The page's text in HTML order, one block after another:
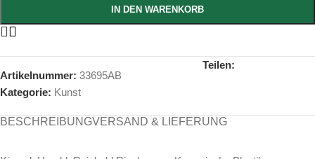
IN DEN WARENKORB
Artikelnummer: 33695AB
Kategorie: Kunst
Teilen:
BESCHREIBUNGVERSAND & LIEFERUNG